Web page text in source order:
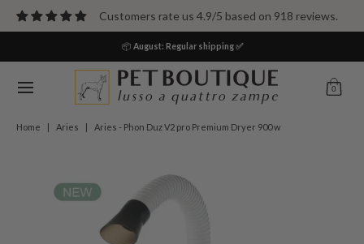
Customers rate us 4.9/5 based on 918 reviews.
HOME Cani Gatti Pet Parents Casa Altro
📦 August: Regular shipping ✅
0
Home | Aries | Aries - Phon Duz V2 pro Premium Dryer 900 w